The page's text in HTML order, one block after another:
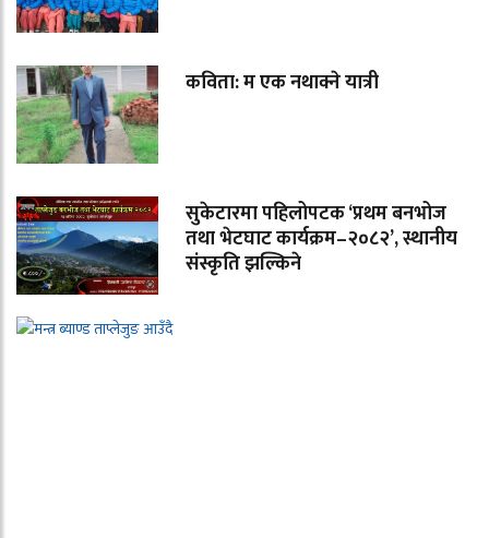
कविता: म एक नथाक्ने यात्री
सुकेटारमा पहिलोपटक ‘प्रथम बनभोज
तथा भेटघाट कार्यक्रम–२०८२’, स्थानीय
संस्कृति झल्किने